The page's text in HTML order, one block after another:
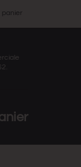
panier